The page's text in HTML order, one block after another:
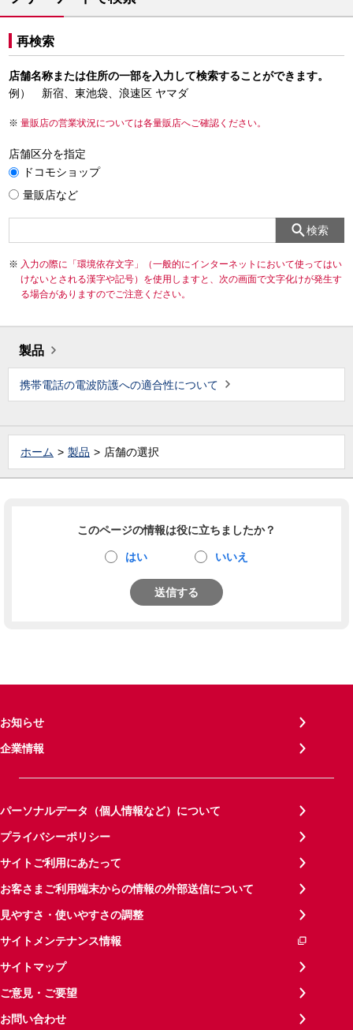
再検索
店舗名称または住所の一部を入力して検索することができます。
例） 新宿、東池袋、浪速区 ヤマダ
量販店の営業状況については各量販店へご確認ください。
店舗区分を指定
ドコモショップ
量販店など
検索
入力の際に「環境依存文字」（一般的にインターネットにおいて使ってはい
けないとされる漢字や記号）を使用しますと、次の画面で文字化けが発生す
る場合がありますのでご注意ください。
製品
携帯電話の電波防護への適合性について
ホーム 製品 店舗の選択
このページの情報は役に立ちましたか？
はい いいえ
送信する
お知らせ
企業情報
パーソナルデータ（個人情報など）について
プライバシーポリシー
サイトご利用にあたって
お客さまご利用端末からの情報の外部送信について
見やすさ・使いやすさの調整
サイトメンテナンス情報
サイトマップ
ご意見・ご要望
お問い合わせ